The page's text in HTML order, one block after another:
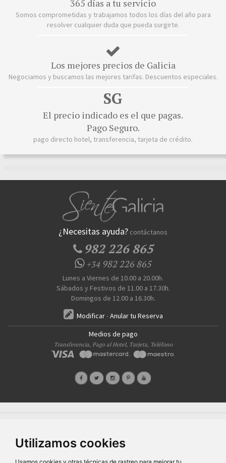
Utilizamos cookies
365 días a tu servicio
Somos comprometidas y trabajamos todos los días del año para
resolver cualquier duda que pueda surgirte.
Los mejores precios de Galicia
Negociamos y buscamos las mejores tarifas. Descuentos especiales.
SG
El precio indicado es el que pagas.
Pago Seguro.
pago directo hotel, transferencia, tarjeta de crédito.
¿Necesitas ayuda? contáctanos
982 226 865
+34982 226 865
Lunes a Viernes de 10.00 a 20.00h.
Sábados y Festivos de 11.00 a 17.30h.
Domingos de 12.00 a 16.30h.
Modificar-Anular tu Reserva
Medios de pago
Transferencia, Pago al Hotel, Tarjeta, Teléfono
SG Entornos Turísticos S.L. Av. Vila Verde Cidade de Portugal, 25 Bajo. Lugo 27002 – España
Todos los derechos reservados